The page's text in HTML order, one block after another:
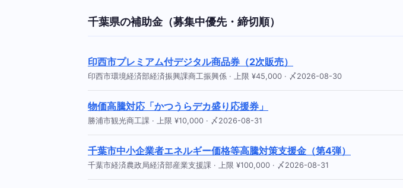
千葉県の補助金（募集中優先・締切順）
印西市プレミアム付デジタル商品券（2次販売）
印西市環境経済部経済振興課商工振興係 · 上限 ¥45,000 · 〆2026-08-30
物価高騰対応「かつうらデカ盛り応援券」
勝浦市観光商工課 · 上限 ¥10,000 · 〆2026-08-31
千葉市中小企業者エネルギー価格等高騰対策支援金（第4弾）
千葉市経済農政局経済部産業支援課 · 上限 ¥100,000 · 〆2026-08-31